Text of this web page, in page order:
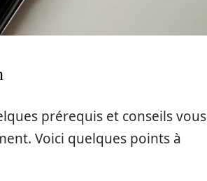
prérequis et conseils vous
Voici quelques points à